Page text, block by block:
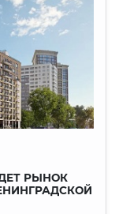
Проект
РЫНОК